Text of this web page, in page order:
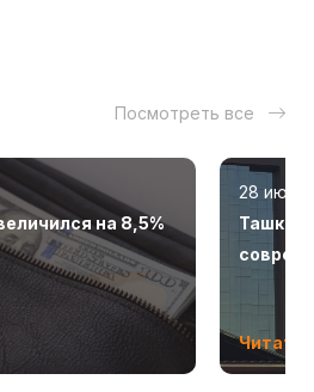
Посмотреть все
на 8,5%
28 июля
Читать